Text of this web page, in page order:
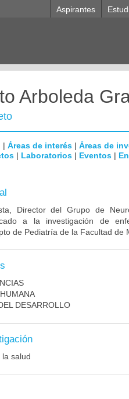
Aspirantes
Arboleda
| Áreas de interés | Áreas de
| Laboratorios | Eventos |
Director del Grupo de
a la investigación de
de Pediatría de la Facultad de
DESARROLLO
la salud